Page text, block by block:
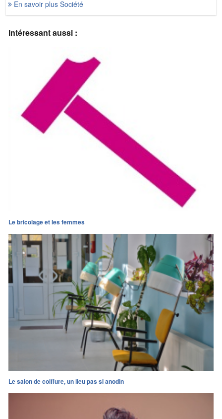
En savoir plus Société
Intéressant aussi :
Le bricolage et les femmes
Le salon de coiffure, un lieu pas si anodin